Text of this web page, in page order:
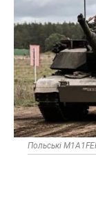
Польські